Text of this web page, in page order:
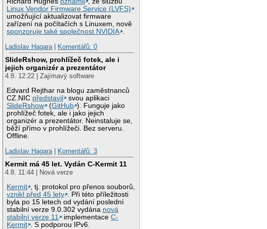
Linux Vendor Firmware Service (LVFS)
umožňující aktualizovat firmware
zařízení na počítačích s Linuxem, nově
sponzoruje také společnost NVIDIA .
Ladislav Hagara | Komentářů: 0
SlideRshow, prohlížeč fotek, ale i
jejich organizér a prezentátor
4.8. 12:22 | Zajímavý software
Edvard Rejthar na blogu zaměstnanců
CZ.NIC představil
svou aplikaci
SlideRshow
(GitHub ). Funguje jako
prohlížeč fotek, ale i jako jejich
organizér a prezentátor. Neinstaluje se,
běží přímo v prohlížeči. Bez serveru.
Offline.
Ladislav Hagara | Komentářů: 3
Kermit má 45 let. Vydán C-Kermit 11
4.8. 11:44 | Nová verze
Kermit , tj. protokol pro přenos souborů,
vznikl před 45 lety . Při této příležitosti
byla po 15 letech od vydání poslední
stabilní verze 9.0.302 vydána nová
stabilní verze 11
implementaceC-
Kermit . S podporou IPv6.